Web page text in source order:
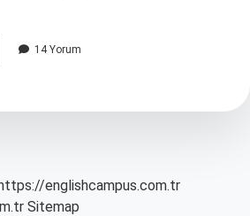
14 Yorum
englishcampus.com.tr
Sitemap